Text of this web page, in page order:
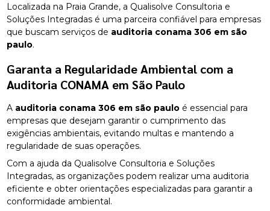
Localizada na Praia Grande, a Qualisolve Consultoria e
Soluções Integradas é uma parceira confiável para empresas
que buscam serviços de auditoria conama 306 em são
paulo.
Garanta a Regularidade Ambiental com a
Auditoria CONAMA em São Paulo
A auditoria conama 306 em são paulo é essencial para
empresas que desejam garantir o cumprimento das
exigências ambientais, evitando multas e mantendo a
regularidade de suas operações.
Com a ajuda da Qualisolve Consultoria e Soluções
Integradas, as organizações podem realizar uma auditoria
eficiente e obter orientações especializadas para garantir a
conformidade ambiental.